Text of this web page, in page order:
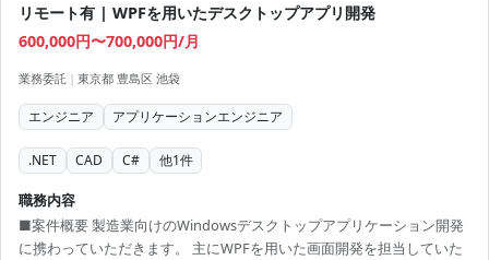
リモート有 | WPFを用いたデスクトップアプリ開発
600,000円〜700,000円/月
業務委託 | 東京都 豊島区 池袋
エンジニア アプリケーションエンジニア
.NET CAD C# 他1件
職務内容
■案件概要 製造業向けのWindowsデスクトップアプリケーション開発
に携わっていただきます。 主にWPFを用いた画面開発を担当していた